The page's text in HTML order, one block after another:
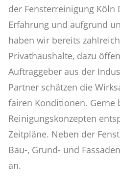
der Fensterreinigung Köln
Erfahrung und aufgrund
haben wir bereits
Privathaushalte, dazu
Auftraggeber aus der
Partner schätzen die
fairen Konditionen. Gerne
Reinigungskonzepten
Zeitpläne. Neben der
Bau-, Grund- und
an.